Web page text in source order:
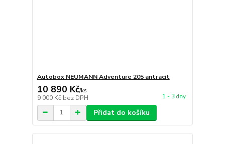
Autobox NEUMANN Adventure 205 antracit
10 890 Kč/ks
9 000 Kč bez DPH 1 - 3 dny
Přidat do košíku